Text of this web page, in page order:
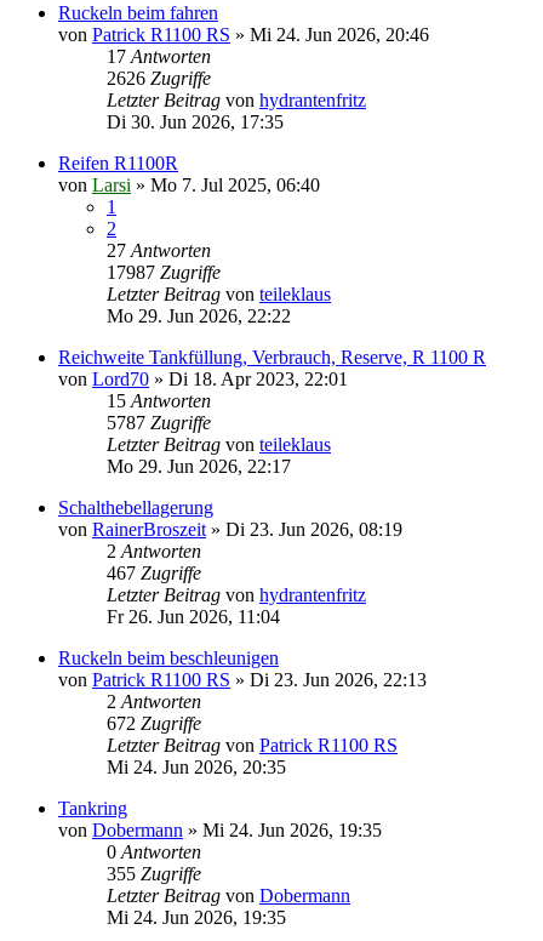
Ruckeln beim fahren
von Patrick R1100 RS » Mi 24. Jun 2026, 20:46
17 Antworten
2626 Zugriffe
Letzter Beitrag von hydrantenfritz
Di 30. Jun 2026, 17:35
Reifen R1100R
von Larsi » Mo 7. Jul 2025, 06:40
1
2
27 Antworten
17987 Zugriffe
Letzter Beitrag von teileklaus
Mo 29. Jun 2026, 22:22
Reichweite Tankfüllung, Verbrauch, Reserve, R 1100 R
von Lord70 » Di 18. Apr 2023, 22:01
15 Antworten
5787 Zugriffe
Letzter Beitrag von teileklaus
Mo 29. Jun 2026, 22:17
Schalthebellagerung
von RainerBroszeit » Di 23. Jun 2026, 08:19
2 Antworten
467 Zugriffe
Letzter Beitrag von hydrantenfritz
Fr 26. Jun 2026, 11:04
Ruckeln beim beschleunigen
von Patrick R1100 RS » Di 23. Jun 2026, 22:13
2 Antworten
672 Zugriffe
Letzter Beitrag von Patrick R1100 RS
Mi 24. Jun 2026, 20:35
Tankring
von Dobermann » Mi 24. Jun 2026, 19:35
0 Antworten
355 Zugriffe
Letzter Beitrag von Dobermann
Mi 24. Jun 2026, 19:35